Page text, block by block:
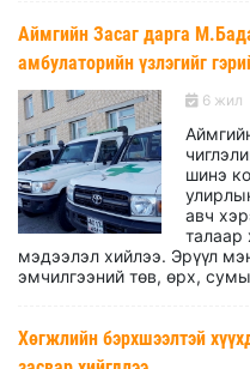
Аймгийн Засаг дарга
амбулаторийн үзлэгийг
6 жил
шинэ
авч
талаар
мэдээлэл хийлээ. Эрүүл
эмчилгээний төв, өрх,
Хөгжлийн бэрхшээлтэй